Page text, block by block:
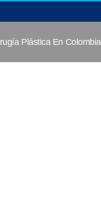
Plástica En Colombia